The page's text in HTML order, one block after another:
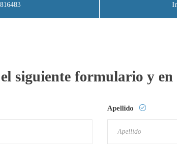
siguiente formulario y
Apellido